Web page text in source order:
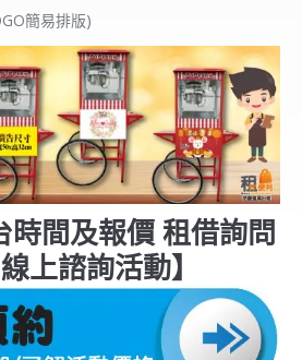
簡易排版)
時間及報價 租借詢問
上諮詢活動】